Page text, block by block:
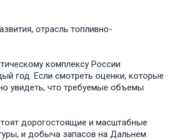
отрасль топливно-
комплексу России
год. Если смотреть оценки, которые
увидеть, что требуемые объемы
дорогостоящие и масштабные
и добыча запасов на Дальнем